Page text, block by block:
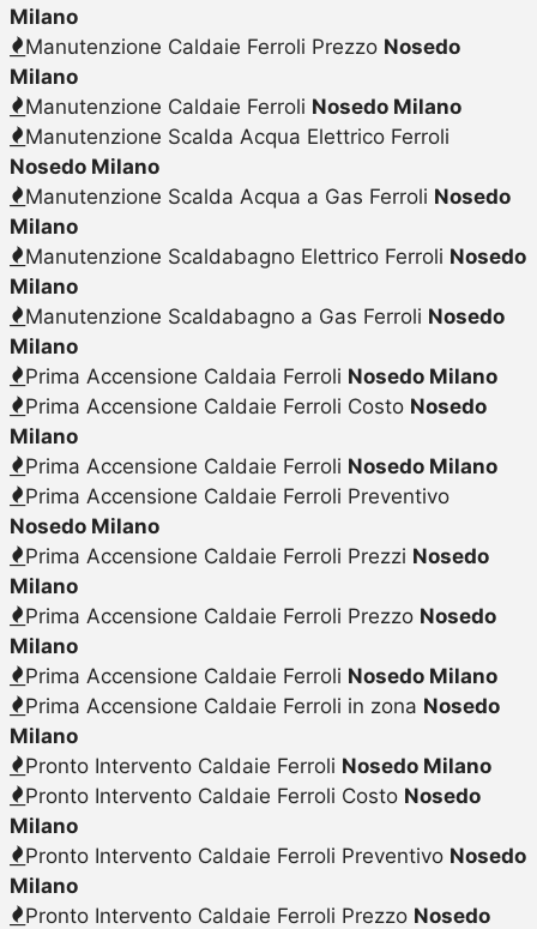
Milano
Manutenzione Caldaie Ferroli Prezzo Nosedo
Milano
Manutenzione Caldaie Ferroli Nosedo Milano
Manutenzione Scalda Acqua Elettrico Ferroli
Nosedo Milano
Manutenzione Scalda Acqua a Gas Ferroli Nosedo
Milano
Manutenzione Scaldabagno Elettrico Ferroli Nosedo
Milano
Manutenzione Scaldabagno a Gas Ferroli Nosedo
Milano
Prima Accensione Caldaia Ferroli Nosedo Milano
Prima Accensione Caldaie Ferroli Costo Nosedo
Milano
Prima Accensione Caldaie Ferroli Nosedo Milano
Prima Accensione Caldaie Ferroli Preventivo
Nosedo Milano
Prima Accensione Caldaie Ferroli Prezzi Nosedo
Milano
Prima Accensione Caldaie Ferroli Prezzo Nosedo
Milano
Prima Accensione Caldaie Ferroli Nosedo Milano
Prima Accensione Caldaie Ferroli in zona Nosedo
Milano
Pronto Intervento Caldaie Ferroli Nosedo Milano
Pronto Intervento Caldaie Ferroli Costo Nosedo
Milano
Pronto Intervento Caldaie Ferroli Preventivo Nosedo
Milano
Pronto Intervento Caldaie Ferroli Prezzo Nosedo